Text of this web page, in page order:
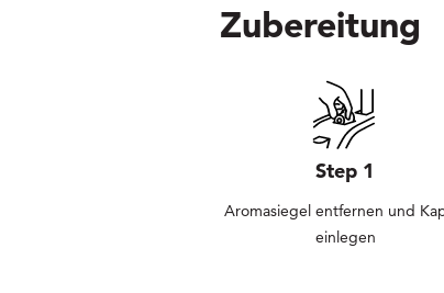
Zubereitung
Step 1
Aromasiegel entfernen und
einlegen